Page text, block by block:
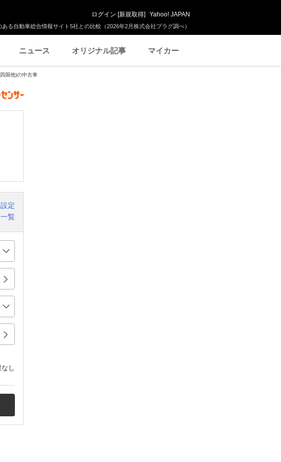
る自動車総合情報サイト5社との比較（2026年2月株式会社プラグ調べ）
ログイン [新規取得] Yahoo! JAPAN
ニュース オリジナル記事 マイカー
国他)の中古車
定
覧
し